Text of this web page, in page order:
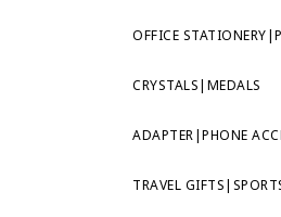
OFFICE
CRYSTALS|MEDALS
ADAPTER|PHONE
TRAVEL